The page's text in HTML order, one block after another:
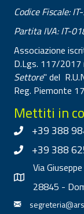
Codice Fiscale:
Partita IVA: IT-
Associazione
D.Lgs. 117/2017
Settore" del
Reg. Piemonte
Mettiti in
+39 388
+39 388
Via
28845 -